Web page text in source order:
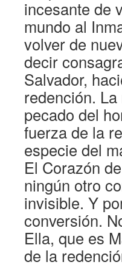
incesante de
mundo al
volver de
decir
Salvador,
redención.
pecado del
fuerza de la
especie del
El Corazón
ningún otro
invisible. Y
conversión.
Ella, que es
de la